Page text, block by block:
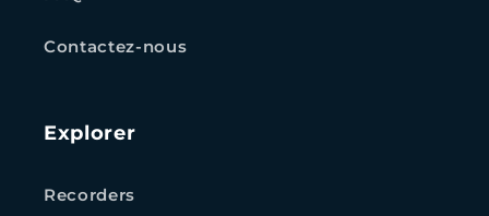
Contactez-nous
Explorer
Recorders